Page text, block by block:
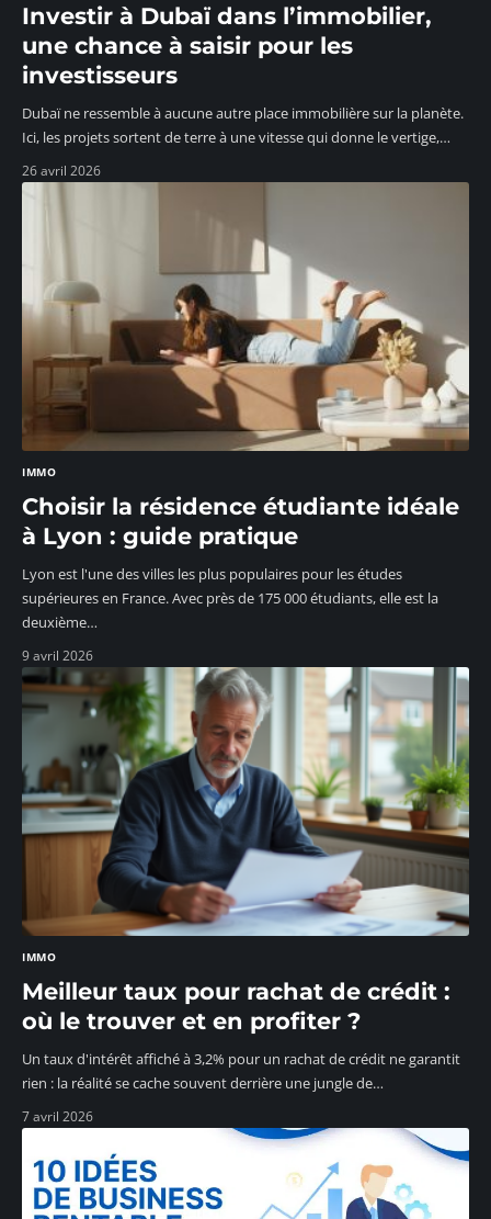
Investir à Dubaï dans l’immobilier,
une chance à saisir pour les
investisseurs
Dubaï ne ressemble à aucune autre place immobilière sur la planète.
Ici, les projets sortent de terre à une vitesse qui donne le vertige,…
26 avril 2026
IMMO
Choisir la résidence étudiante idéale
à Lyon : guide pratique
Lyon est l'une des villes les plus populaires pour les études
supérieures en France. Avec près de 175 000 étudiants, elle est la
deuxième…
9 avril 2026
IMMO
Meilleur taux pour rachat de crédit :
où le trouver et en profiter ?
Un taux d'intérêt affiché à 3,2% pour un rachat de crédit ne garantit
rien : la réalité se cache souvent derrière une jungle de…
7 avril 2026